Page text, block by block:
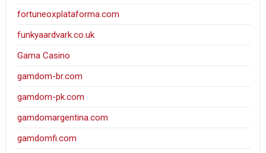
fortuneoxplataforma.com
funkyaardvark.co.uk
Gama Casino
gamdom-br.com
gamdom-pk.com
gamdomargentina.com
gamdomfi.com